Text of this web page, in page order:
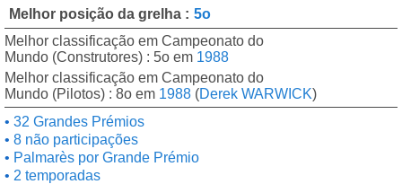
Melhor posição da grelha : 5o
Melhor classificação em Campeonato do
Mundo (Construtores) : 5o em 1988
Melhor classificação em Campeonato do
Mundo (Pilotos) : 8o em 1988 (Derek WARWICK)
32 Grandes Prémios
8 não participações
Palmarès por Grande Prémio
2 temporadas